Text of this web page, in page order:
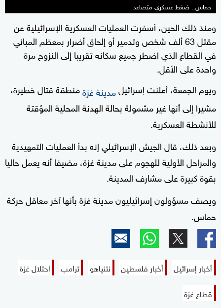
حماس.. ضغط عسكري متصاعد
ومنذ ذلك الحين، أسفرت العمليات العسكرية الإسرائيلية عن
مقتل 63 ألف شخص وتدمير أو إلحاق أضرار بمعظم المباني
في القطاع الذي اضطر جميع سكانه تقريبا إلى النزوح مرة
واحدة على الأقل.
ويوم الجمعة، أعلنت إسرائيلمدينة غزةمنطقة قتال خطيرة،
مشيرا إلى أنها غير مشمولة بحالة الهدنة المحلية المؤقتة
للأنشطة العسكرية.
وبعد ذلك، قال الجيش الإسرائيلي إنه بدأ العمليات التمهيدية
والمراحل الأولية للهجوم على مدينة غزة، مضيفا أنه يعمل حاليا
بقوة كبيرة على مشارف المدينة.
ويصف مسؤولون إسرائيليون مدينة غزة بأنها آخر معاقل حركة
حماس.
أخبار إسرائيل أخبار فلسطين نتنياهو ترامب
احتلال غزة
قطاع غزة